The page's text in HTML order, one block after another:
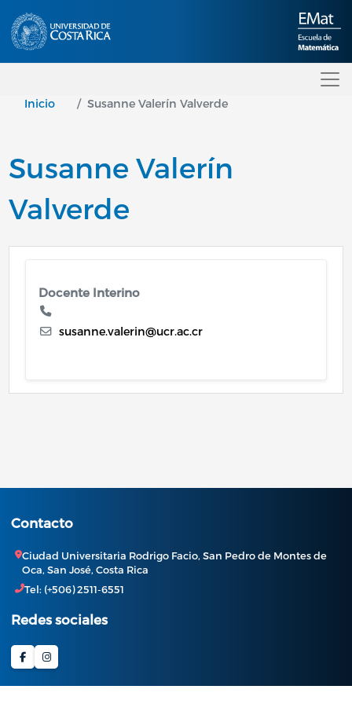
Inicio Susanne Valerín Valverde
Susanne Valerín
Valverde
Docente Interino
susanne.valerin@ucr.ac.cr
Contacto
Ciudad Universitaria Rodrigo Facio, San Pedro de Montes de
Oca, San José, Costa Rica
Tel: (+506) 2511-6551
Redes sociales